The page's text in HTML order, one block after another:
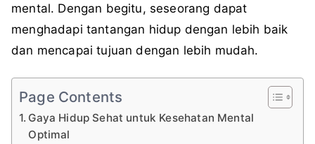
mental. Dengan begitu, seseorang dapat
menghadapi tantangan hidup dengan lebih baik
dan mencapai tujuan dengan lebih mudah.
Page Contents
Gaya Hidup Sehat untuk Kesehatan Mental
Optimal